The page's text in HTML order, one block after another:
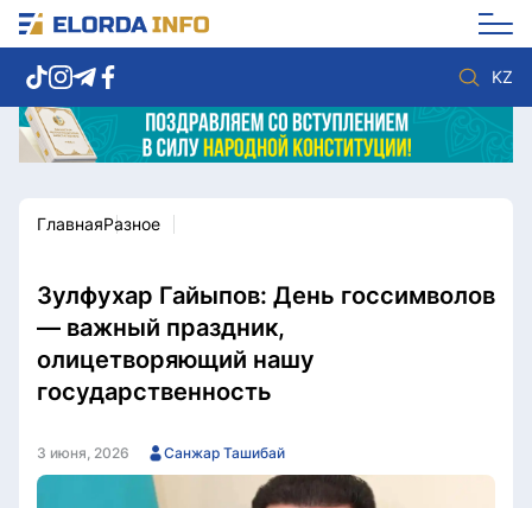
KZ
Новости столицы
Спорт
Культура
Разное
Мнение
Видео
Мир
Послание
Служба Комплаенс
Этический кодекс
Служу стране
ГлавнаяРазное
Зулфухар Гайыпов: День госсимволов
— важный праздник,
олицетворяющий нашу
государственность
3 июня, 2026 Санжар Ташибай